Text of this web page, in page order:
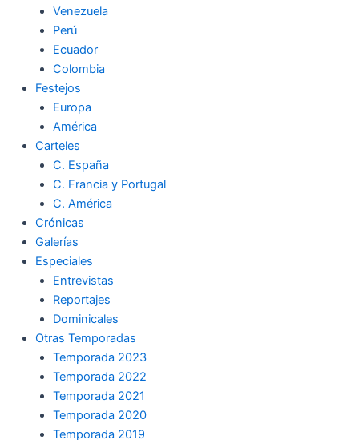
k
Venezuela
Perú
Ecuador
Colombia
Festejos
Europa
América
Carteles
C. España
C. Francia y Portugal
C. América
Crónicas
Galerías
Especiales
Entrevistas
Reportajes
Dominicales
Otras Temporadas
Temporada 2023
Temporada 2022
Temporada 2021
Temporada 2020
Temporada 2019